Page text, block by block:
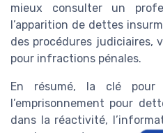
mieux consulter un
l’apparition de dettes
des procédures judiciaires,
pour infractions pénales.
En résumé, la clé
l’emprisonnement pour
dans la réactivité,